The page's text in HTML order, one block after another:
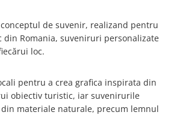
de suvenir, realizand pentru
Romania, suveniruri personalizate
loc.
pentru a crea grafica inspirata din
obiectiv turistic, iar suvenirurile
materiale naturale, precum lemnul